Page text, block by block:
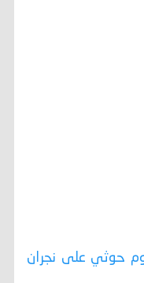
في هجوم حوثي على نجران